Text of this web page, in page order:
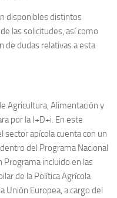
disponibles distintos
las solicitudes, así como
de dudas relativas a esta
Agricultura, Alimentación y
por la I+D+i. En este
sector apícola cuenta con un
del Programa Nacional
Programa incluido en las
de la Política Agrícola
Unión Europea, a cargo del